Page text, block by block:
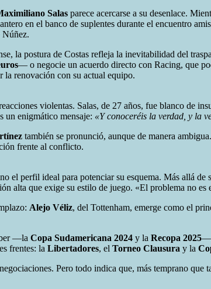
Salas parece acercarse a su desenlace.
en el banco de suplentes durante el encuentro
Núñez.
la postura de Costas refleja la inevitabilidad del
— o negocie un acuerdo directo con Racing, que
la renovación con su actual equipo.
violentas. Salas, de 27 años, fue blanco de
un enigmático mensaje: «Y conoceréis la verdad, y la
también se pronunció, aunque de manera
frente al conflicto.
el perfil ideal para potenciar su esquema. Más allá
alta que exige su estilo de juego. «El problema no
Alejo Véliz, del Tottenham, emerge como el
—la Copa Sudamericana 2024 y la Recopa 2025—,
frentes: la Libertadores, el Torneo Clausura y la
Pero todo indica que, más temprano